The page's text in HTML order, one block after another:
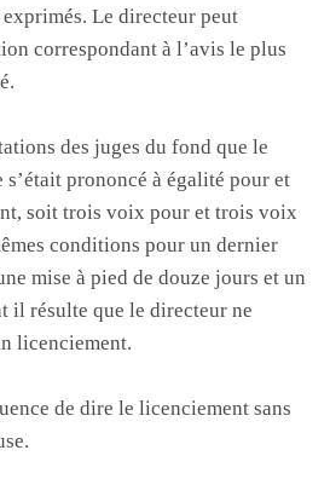
Le directeur peut
correspondant à l’avis le plus
des juges du fond que le
prononcé à égalité pour et
soit trois voix pour et trois voix
conditions pour un dernier
mise à pied de douze jours et un
il résulte que le directeur ne
licenciement.
de dire le licenciement sans